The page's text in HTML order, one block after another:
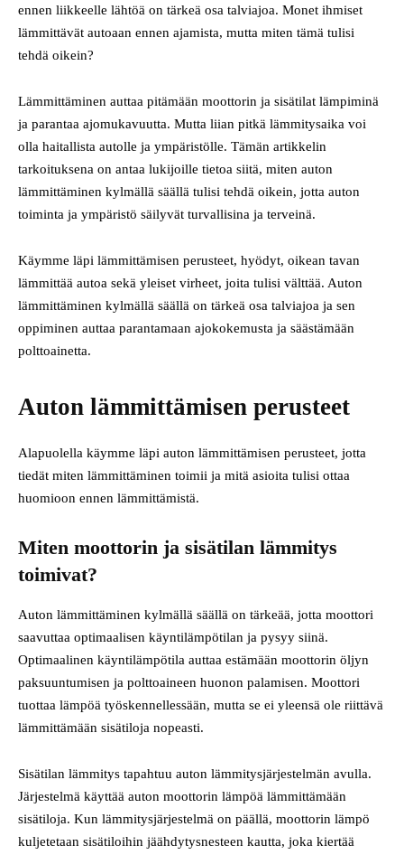
ennen liikkeelle lähtöä on tärkeä osa talviajoa. Monet ihmiset
lämmittävät autoaan ennen ajamista, mutta miten tämä tulisi
tehdä oikein?
Lämmittäminen auttaa pitämään moottorin ja sisätilat lämpiminä
ja parantaa ajomukavuutta. Mutta liian pitkä lämmitysaika voi
olla haitallista autolle ja ympäristölle. Tämän artikkelin
tarkoituksena on antaa lukijoille tietoa siitä, miten auton
lämmittäminen kylmällä säällä tulisi tehdä oikein, jotta auton
toiminta ja ympäristö säilyvät turvallisina ja terveinä.
Käymme läpi lämmittämisen perusteet, hyödyt, oikean tavan
lämmittää autoa sekä yleiset virheet, joita tulisi välttää. Auton
lämmittäminen kylmällä säällä on tärkeä osa talviajoa ja sen
oppiminen auttaa parantamaan ajokokemusta ja säästämään
polttoainetta.
Auton lämmittämisen perusteet
Alapuolella käymme läpi auton lämmittämisen perusteet, jotta
tiedät miten lämmittäminen toimii ja mitä asioita tulisi ottaa
huomioon ennen lämmittämistä.
Miten moottorin ja sisätilan lämmitys
toimivat?
Auton lämmittäminen kylmällä säällä on tärkeää, jotta moottori
saavuttaa optimaalisen käyntilämpötilan ja pysyy siinä.
Optimaalinen käyntilämpötila auttaa estämään moottorin öljyn
paksuuntumisen ja polttoaineen huonon palamisen. Moottori
tuottaa lämpöä työskennellessään, mutta se ei yleensä ole riittävä
lämmittämään sisätiloja nopeasti.
Sisätilan lämmitys tapahtuu auton lämmitysjärjestelmän avulla.
Järjestelmä käyttää auton moottorin lämpöä lämmittämään
sisätiloja. Kun lämmitysjärjestelmä on päällä, moottorin lämpö
kuljetetaan sisätiloihin jäähdytysnesteen kautta, joka kiertää